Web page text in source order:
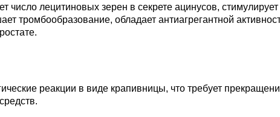
число лецитиновых зерен в секрете ацинусов, стимулирует
тромбообразование, обладает антиагрегантной
реакции в виде крапивницы, что требует